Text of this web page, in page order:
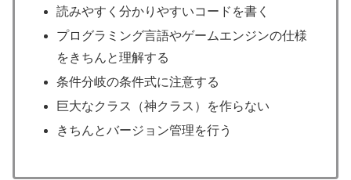
読みやすく分かりやすいコードを書く
プログラミング言語やゲームエンジンの仕様
をきちんと理解する
条件分岐の条件式に注意する
巨大なクラス（神クラス）を作らない
きちんとバージョン管理を行う